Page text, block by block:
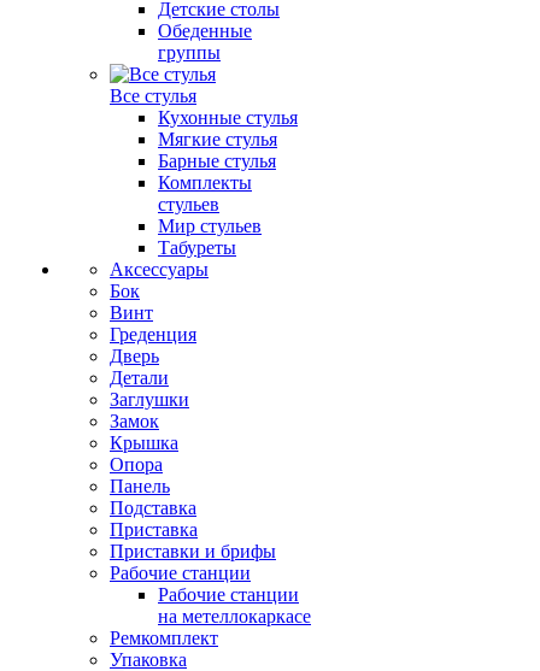
Детские столы
Обеденные
группы
Все стулья
Кухонные стулья
Мягкие стулья
Барные стулья
Комплекты
стульев
Мир стульев
Табуреты
Аксессуары
Бок
Винт
Греденция
Дверь
Детали
Заглушки
Замок
Крышка
Опора
Панель
Подставка
Приставка
Приставки и брифы
Рабочие станции
Рабочие станции
на метеллокаркасе
Ремкомплект
Упаковка